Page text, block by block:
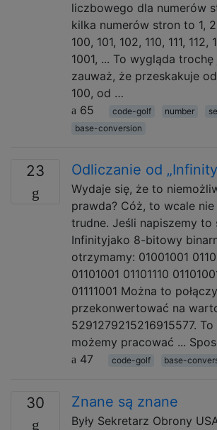
liczbowego dla numerów
kilka numerów stron to 1,
100, 101, 102, 110, 111,
1001, ... To wygląda
zauważ, że przeskakuje
100, od …
65
code-golf number
base-conversion
23 Odliczanie od
Wydaje się, że to
prawda? Cóż, to wcale
trudne. Jeśli napiszemy to
Infinityjako 8-bitowy
otrzymamy: 01001001
01101001 01101110
01111001 Można to
przekonwertować na
5291279215216915577.
możemy pracować ...
47
code-golf base-
30 Znane są znane
Były Sekretarz Obrony